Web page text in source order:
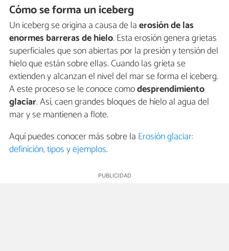
Cómo se forma un iceberg
Un iceberg se origina a causa de laerosión de las
enormes barreras de hielo. Esta erosión genera grietas
superficiales que son abiertas por la presión y tensión del
hielo que están sobre ellas. Cuando las grieta se
extienden y alcanzan el nivel del mar se forma el iceberg.
A este proceso se le conoce comodesprendimiento
glaciar. Así, caen grandes bloques de hielo al agua del
mar y se mantienen a flote.
Aquí puedes conocer más sobre la Erosión glaciar:
definición, tipos y ejemplos.